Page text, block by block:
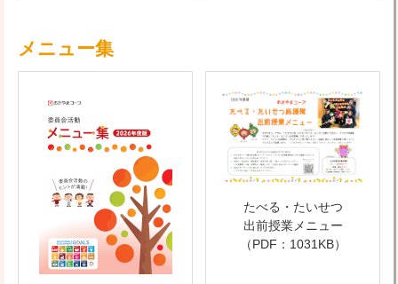
メニュー集
たべる・たいせつ
出前授業メニュー
（PDF：1031KB）